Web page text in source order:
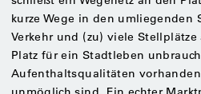
kurze Wege in den umliegenden
Verkehr und (zu) viele
Platz für ein Stadtleben
Aufenthaltsqualitäten